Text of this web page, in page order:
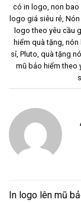
có in logo non bao
logo giá siêu rẻ
logo theo yêu cầu
hiểm quà tặng nón
sỉ, Pluto quà tặng
mũ bảo hiểm theo
In logo lên mũ